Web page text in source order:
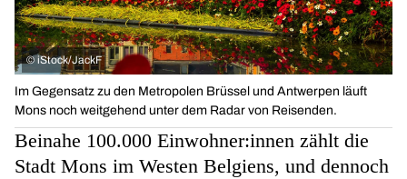
© iStock/JackF
Im Gegensatz zu den Metropolen Brüssel und Antwerpen läuft
Mons noch weitgehend unter dem Radar von Reisenden.
Beinahe 100.000 Einwohner:innen zählt die
Stadt Mons im Westen Belgiens, und dennoch